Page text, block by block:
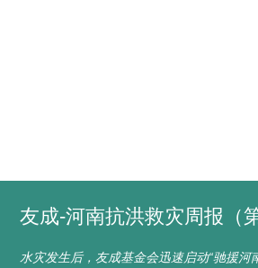
友成-河南抗洪救灾周报（
水灾发生后，友成基金会迅速启动“驰援河